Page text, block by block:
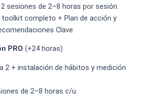
sesiones de 2–8 horas por sesión.
toolkit completo + Plan de acción y
Clave.
PRO (+24 horas)
2 + instalación de hábitos y medición
de 2–8 horas c/u.